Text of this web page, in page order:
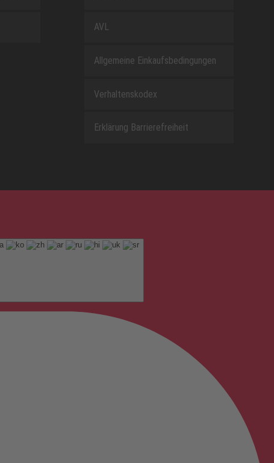
AVL
Allgemeine Einkaufsbedingungen
Verhaltenskodex
Erklärung Barrierefreiheit